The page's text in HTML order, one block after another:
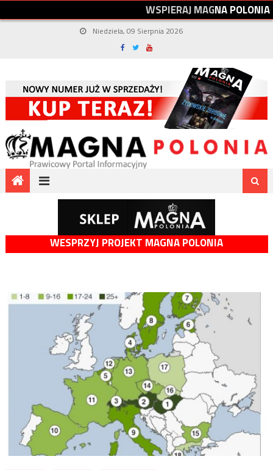
WSPIERAJMAGNAPOLONIA
Niedziela, 09 Sierpnia 2026
WESPRZYJ PROJEKT MAGNA POLONIA